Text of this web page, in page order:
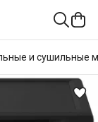
и сушильные